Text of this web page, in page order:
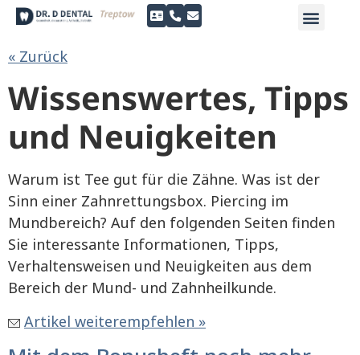
springen
« Zurück
Wissenswertes, Tipps
und Neuigkeiten
Warum ist Tee gut für die Zähne. Was ist der
Sinn einer Zahnrettungsbox. Piercing im
Mundbereich? Auf den folgenden Seiten finden
Sie interessante Informationen, Tipps,
Verhaltensweisen und Neuigkeiten aus dem
Bereich der Mund- und Zahnheilkunde.
Artikel weiterempfehlen »